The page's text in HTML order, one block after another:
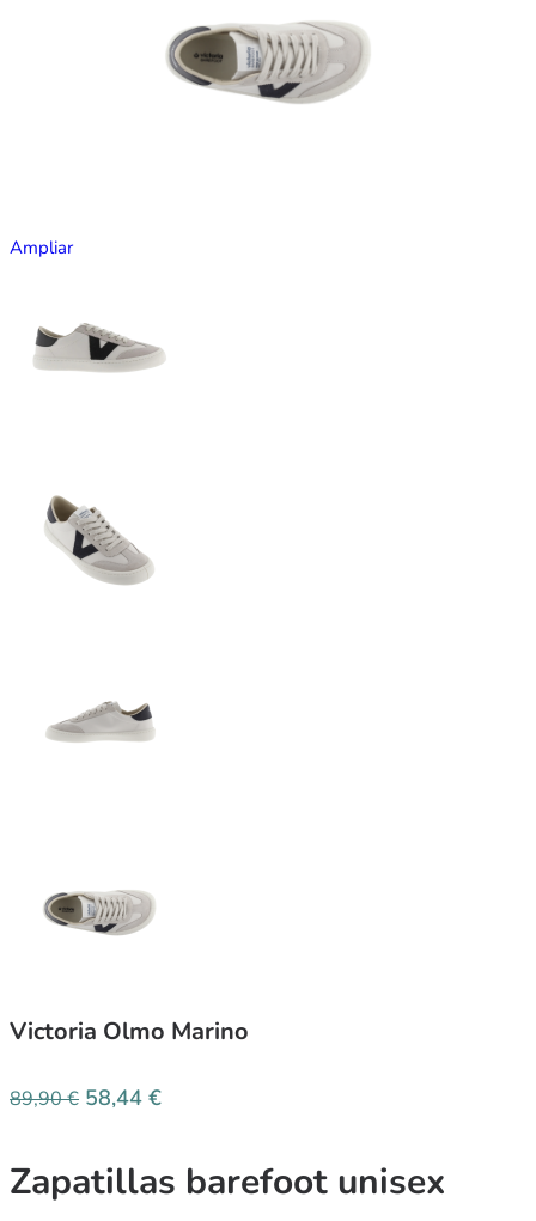
Ampliar
Victoria Olmo Marino
89,90€ 58,44 €
Zapatillas barefoot unisex